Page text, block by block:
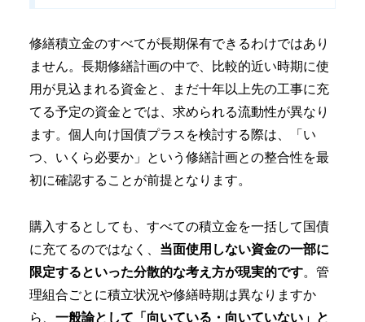
修繕積立金のすべてが長期保有できるわけではあり
ません。長期修繕計画の中で、比較的近い時期に使
用が見込まれる資金と、まだ十年以上先の工事に充
てる予定の資金とでは、求められる流動性が異なり
ます。個人向け国債プラスを検討する際は、「い
つ、いくら必要か」という修繕計画との整合性を最
初に確認することが前提となります。
購入するとしても、すべての積立金を一括して国債
に充てるのではなく、 当面使用しない資金の一部に
限定するといった分散的な考え方が現実的です。管
理組合ごとに積立状況や修繕時期は異なりますか
ら、 一般論として「向いている・向いていない」と